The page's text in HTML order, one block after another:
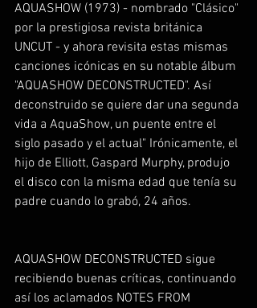
AQUASHOW (1973) - nombrado "Clásico"
por la prestigiosa revista británica
UNCUT - y ahora revisita estas mismas
canciones icónicas en su notable álbum
"AQUASHOW DECONSTRUCTED". Así
deconstruido se quiere dar una segunda
vida a AquaShow, un puente entre el
siglo pasado y el actual" Irónicamente, el
hijo de Elliott, Gaspard Murphy, produjo
el disco con la misma edad que tenía su
padre cuando lo grabó, 24 años.
AQUASHOW DECONSTRUCTED sigue
recibiendo buenas críticas, continuando
así los aclamados NOTES FROM